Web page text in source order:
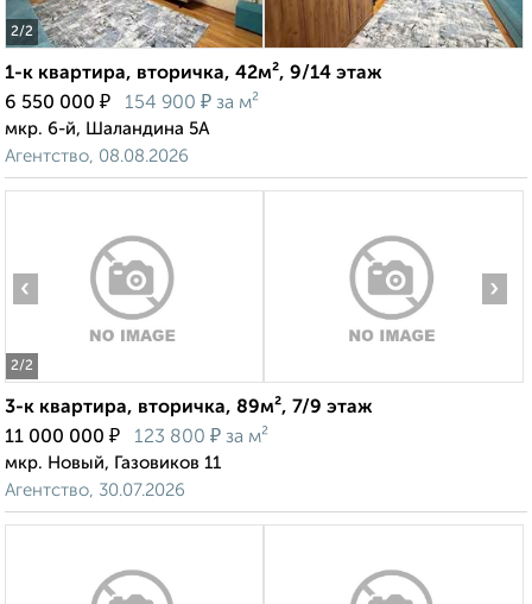
2/2
1-к квартира, вторичка, 42м², 9/14 этаж
6 550 000 ₽ 154 900 ₽ за м²
мкр. 6-й, Шаландина 5А
Агентство, 08.08.2026
2/2
‹ ›
3-к квартира, вторичка, 89м², 7/9 этаж
11 000 000 ₽ 123 800 ₽ за м²
мкр. Новый, Газовиков 11
Агентство, 30.07.2026